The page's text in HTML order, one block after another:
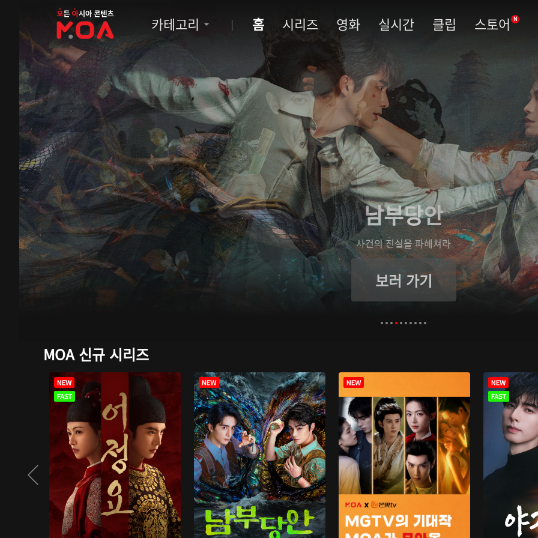
MOA
카테고리 홈 시리즈 영화 실시간 클립 스토어 N
남부당안
사건의 진실을 파헤쳐라
보러 가기
MOA 신규 시리즈